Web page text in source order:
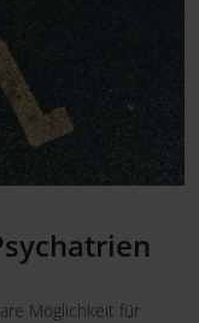
Möglichkeit für